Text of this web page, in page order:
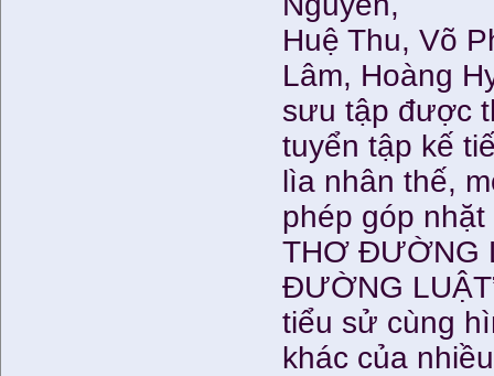
Huệ Thu, Võ
Lâm, Hoàng
sưu tập được
tuyển tập kế
lìa nhân thế,
phép góp
THƠ ĐƯỜNG
ĐƯỜNG
tiểu sử cùng
khác của